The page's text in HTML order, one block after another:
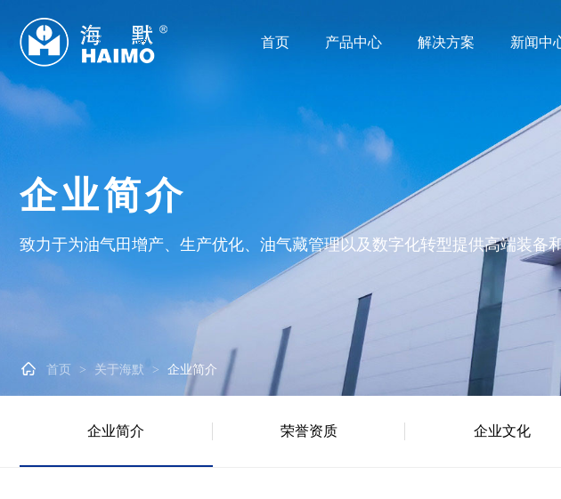
首页 产品中心 解决方案 新闻中
企业简介
致力于为油气田增产、生产优化、油气藏管理以及数字化转型提供高端装备
 首页 > 关于海默 > 企业简介
企业简介 荣誉资质 企业文化